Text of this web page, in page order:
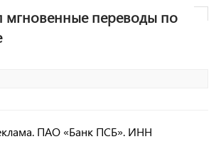
мгновенные переводы по
ПАО «Банк ПСБ». ИНН